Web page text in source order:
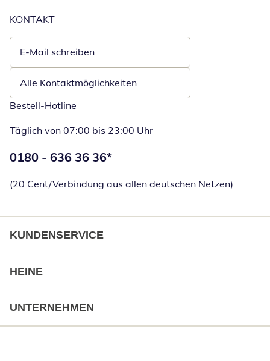
KONTAKT
E-Mail schreiben
Öffnet E-Mail-Client
Alle Kontaktmöglichkeiten
Bestell-Hotline
Täglich von 07:00 bis 23:00 Uhr
Telefonnummer:
0180 - 636 36 36*
(20 Cent/Verbindung aus allen deutschen Netzen)
KUNDENSERVICE
HEINE
UNTERNEHMEN